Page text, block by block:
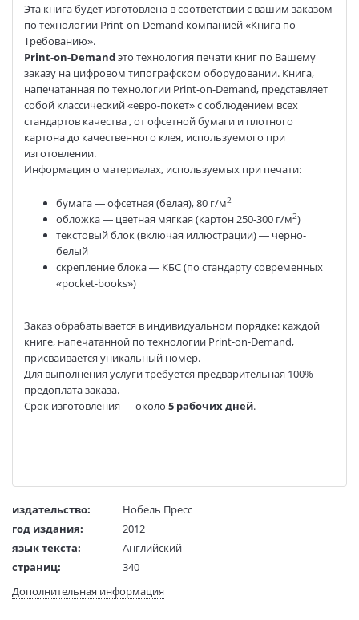
Эта книга будет изготовлена в соответствии с вашим заказом
по технологии Print-on-Demand компанией «Книга по
Требованию».
Print-on-Demandэто технология печати книг по Вашему
заказу на цифровом типографском оборудовании. Книга,
напечатанная по технологии Print-on-Demand, представляет
собой классический «евро-покет» с соблюдением всех
стандартов качества , от офсетной бумаги и плотного
картона до качественного клея, используемого при
изготовлении.
Информация о материалах, используемых при печати:
бумага — офсетная (белая), 80 г/м2
обложка — цветная мягкая (картон 250-300 г/м2)
текстовый блок (включая иллюстрации) — черно-
белый
скрепление блока — КБС (по стандарту современных
«pocket-books»)
Заказ обрабатывается в индивидуальном порядке: каждой
книге, напечатанной по технологии Print-on-Demand,
присваивается уникальный номер.
Для выполнения услуги требуется предварительная 100%
предоплата заказа.
Срок изготовления — около 5 рабочих дней.
издательство:
Нобель Пресс
год издания:
2012
язык текста:
Английский
страниц:
340
вес:
482 гр.
Дополнительная информация